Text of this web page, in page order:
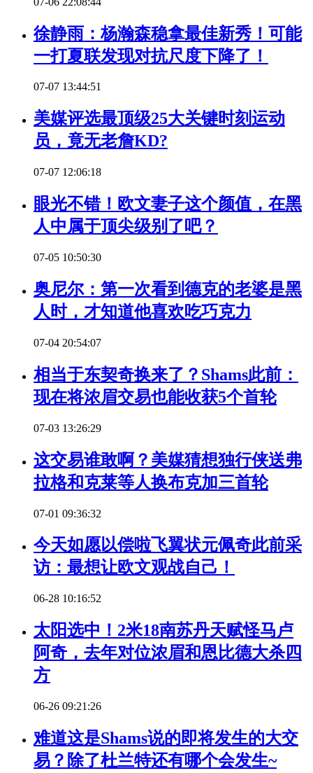
徐静雨：杨瀚森稳拿最佳新秀！可能
一打夏联发现对抗尺度下降了！
07-07 13:44:51
美媒评选最顶级25大关键时刻运动
员，竟无老詹KD?
07-07 12:06:18
眼光不错！欧文妻子这个颜值，在黑
人中属于顶尖级别了吧？
07-05 10:50:30
奥尼尔：第一次看到德克的老婆是黑
人时，才知道他喜欢吃巧克力
07-04 20:54:07
相当于东契奇换来了？Shams此前：
现在将浓眉交易也能收获5个首轮
07-03 13:26:29
这交易谁敢啊？美媒猜想独行侠送弗
拉格和克莱等人换布克加三首轮
07-01 09:36:32
今天如愿以偿啦飞翼状元佩奇此前采
访：最想让欧文观战自己！
06-28 10:16:52
太阳选中！2米18南苏丹天赋怪马卢
阿奇，去年对位浓眉和恩比德大杀四
方
06-26 09:21:26
难道这是Shams说的即将发生的大交
易？除了杜兰特还有哪个会发生~